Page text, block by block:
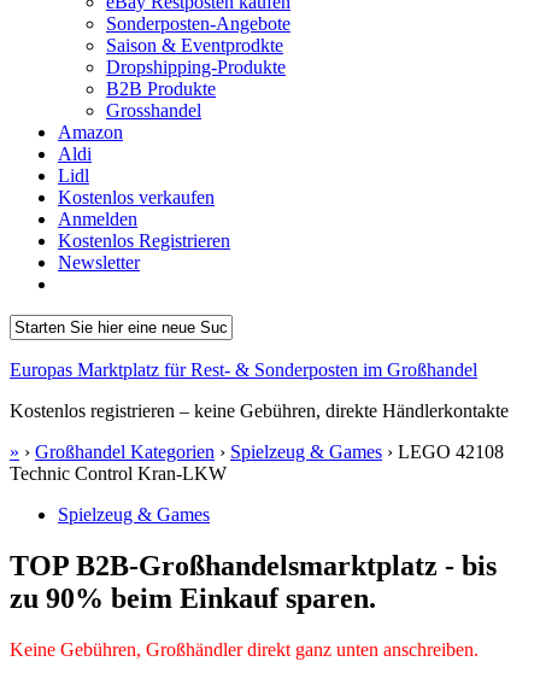
Sonderposten-Angebote
Saison & Eventprodkte
Dropshipping-Produkte
B2B Produkte
Grosshandel
Amazon
Aldi
Lidl
Kostenlos verkaufen
Anmelden
Kostenlos Registrieren
Newsletter
Europas Marktplatz für Rest- & Sonderposten im Großhandel
Kostenlos registrieren – keine Gebühren, direkte Händlerkontakte
» › Großhandel Kategorien › Spielzeug & Games › LEGO 42108
Technic Control Kran-LKW
Spielzeug & Games
TOP B2B-Großhandelsmarktplatz - bis
zu 90% beim Einkauf sparen.
Keine Gebühren, Großhändler direkt ganz unten anschreiben.